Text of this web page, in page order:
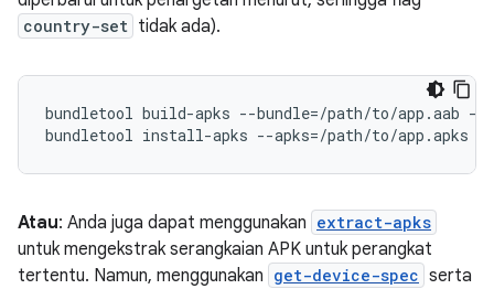
country-set tidak ada).
bundletool build-apks --bundle=/path/to/app.aab
Atau: Anda juga dapat menggunakan extract-apks
untuk mengekstrak serangkaian APK untuk perangkat
tertentu. Namun, menggunakan get-device-spec serta